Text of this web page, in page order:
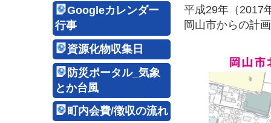
Googleカレンダー
行事
資源化物収集日
防災ポータル_気象
とか台風
町内会費/徴収の流れ
平成29年（2017
岡山市からの計